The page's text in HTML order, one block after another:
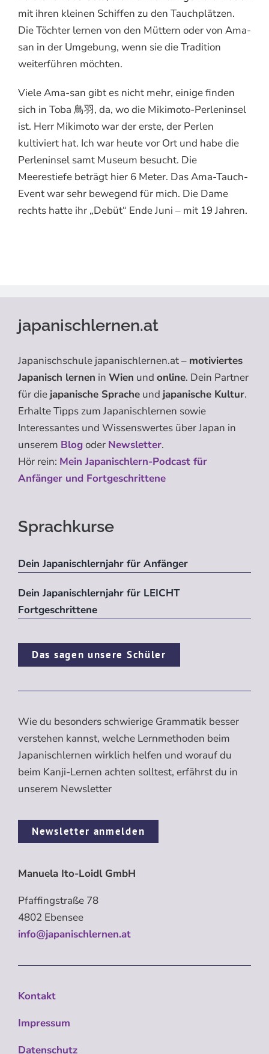
mit ihren kleinen Schiffen zu den Tauchplätzen.
Die Töchter lernen von den Müttern oder von Ama-
san in der Umgebung, wenn sie die Tradition
weiterführen möchten.
Viele Ama-san gibt es nicht mehr, einige finden
sich in Toba 鳥羽, da, wo die Mikimoto-Perleninsel
ist. Herr Mikimoto war der erste, der Perlen
kultiviert hat. Ich war heute vor Ort und habe die
Perleninsel samt Museum besucht. Die
Meerestiefe beträgt hier 6 Meter. Das Ama-Tauch-
Event war sehr bewegend für mich. Die Dame
rechts hatte ihr „Debüt“ Ende Juni – mit 19 Jahren.
japanischlernen.at
Japanischschule japanischlernen.at – motiviertes
Japanisch lernen in Wien und online. Dein Partner
für die japanische Sprache und japanische Kultur.
Erhalte Tipps zum Japanischlernen sowie
Interessantes und Wissenswertes über Japan in
unserem Blogoder Newsletter.
Hör rein: Mein Japanischlern-Podcast für
Anfänger und Fortgeschrittene
Sprachkurse
Dein Japanischlernjahr für Anfänger
Dein Japanischlernjahr für LEICHT
Fortgeschrittene
Das sagen unsere Schüler
Wie du besonders schwierige Grammatik besser
verstehen kannst, welche Lernmethoden beim
Japanischlernen wirklich helfen und worauf du
beim Kanji-Lernen achten solltest, erfährst du in
unserem Newsletter
Newsletter anmelden
Manuela Ito-Loidl GmbH
Pfaffingstraße 78
4802 Ebensee
info@japanischlernen.at
Kontakt
Impressum
Datenschutz